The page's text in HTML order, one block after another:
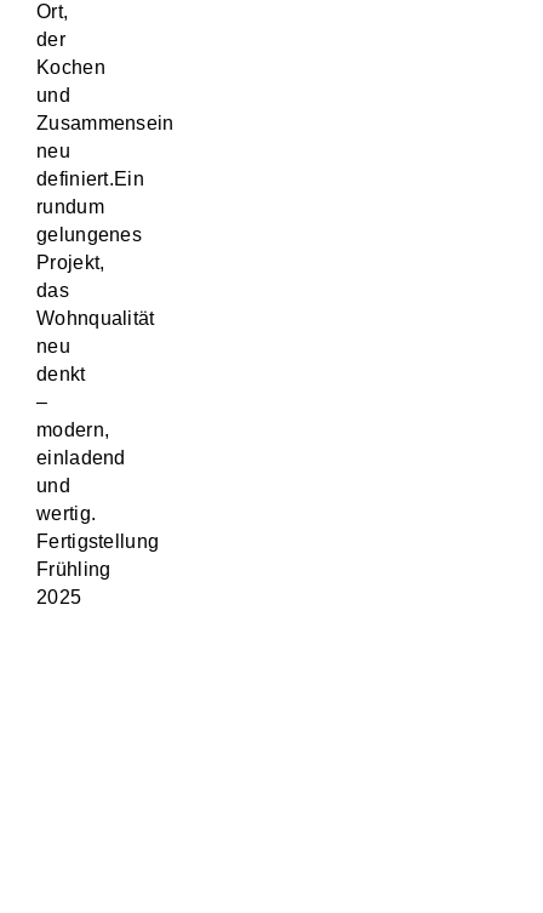
Ort,
der
Kochen
und
Zusammensein
neu
definiert.Ein
rundum
gelungenes
Projekt,
das
Wohnqualität
neu
denkt
–
modern,
einladend
und
wertig.
Fertigstellung
Frühling
2025